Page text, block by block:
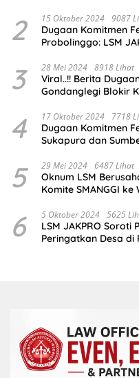
2 15 Oktober 2024 9087
Dugaan Komitmen
Probolinggo: LSM
3 28 Mei 2024 8918 Lihat
Viral..!! Berita
Gondanglegi Blokir
4 17 Oktober 2024 7718
Dugaan Komitmen
Sukapura dan
5 29 Mei 2024 6487 Lihat
Oknum LSM
Komite SMANGGI
6 5 Oktober 2024 5625
LSM JAKPRO Soroti
Peringatkan Desa